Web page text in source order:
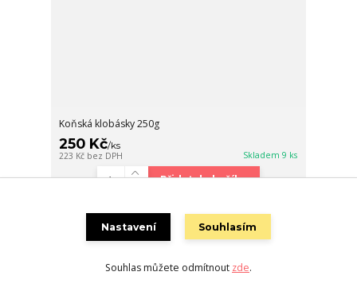
Koňská klobásky 250g
250 Kč/ks
223 Kč bez DPH Skladem 9 ks
Přidat do košíku
Nastavení Souhlasím
Souhlas můžete odmítnout zde.